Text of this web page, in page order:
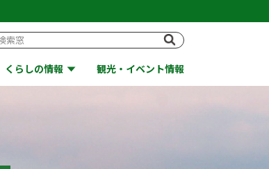
くらしの情報 観光・イベント情報